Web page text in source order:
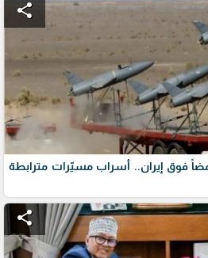
share
فوق إيران.. أسراب مسيّرات مترابطة
share